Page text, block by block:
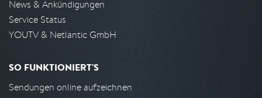
News & Ankündigungen
Service Status
YOUTV & Netlantic GmbH
SO FUNKTIONIERT'S
Sendungen online aufzeichnen